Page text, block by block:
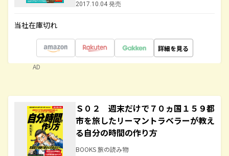
2017.10.04 発売
当社在庫切れ
詳細を見る
AD
Ｓ０２ 週末だけで７０ヵ国１５９都
市を旅したリーマントラベラーが教え
る自分の時間の作り方
BOOKS 旅の読み物